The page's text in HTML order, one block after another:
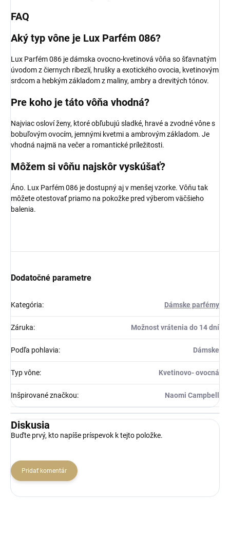
FAQ
Aký typ vône je Lux Parfém 086?
Lux Parfém 086 je dámska ovocno-kvetinová vôňa so šťavnatým
úvodom z čiernych ríbezlí, hrušky a exotického ovocia, kvetinovým
srdcom a hebkým základom z maliny, ambry a drevitých tónov.
Pre koho je táto vôňa vhodná?
Najviac osloví ženy, ktoré obľubujú sladké, hravé a zvodné vône s
bobuľovým ovocím, jemnými kvetmi a ambrovým základom. Je
vhodná najmä na večer a romantické príležitosti.
Môžem si vôňu najskôr vyskúšať?
Áno. Lux Parfém 086 je dostupný aj v menšej vzorke. Vôňu tak
môžete otestovať priamo na pokožke pred výberom väčšieho
balenia.
Dodatočné parametre
Kategória: Dámske parfémy
Záruka: Možnost vrátenia do 14 dní
Podľa pohlavia: Dámske
Typ vône: Kvetinovo- ovocná
Inšpirované značkou: Naomi Campbell
Diskusia
Buďte prvý, kto napíše príspevok k tejto položke.
Pridať komentár